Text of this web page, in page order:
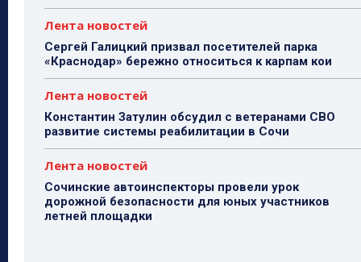
Лента новостей
Сергей Галицкий призвал посетителей парка
«Краснодар» бережно относиться к карпам кои
Лента новостей
Константин Затулин обсудил с ветеранами СВО
развитие системы реабилитации в Сочи
Лента новостей
Сочинские автоинспекторы провели урок
дорожной безопасности для юных участников
летней площадки